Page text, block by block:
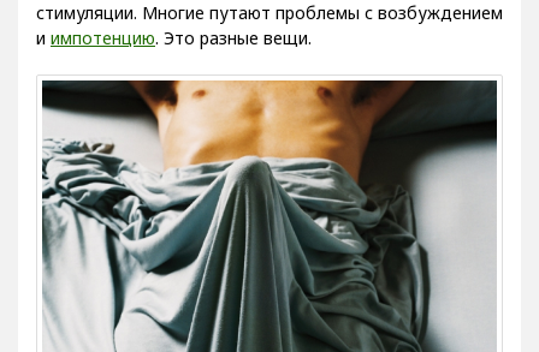
стимуляции. Многие путают проблемы с возбуждением
и импотенцию. Это разные вещи.